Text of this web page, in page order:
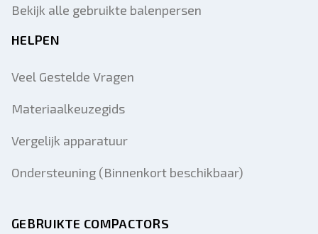
Bekijk alle gebruikte balenpersen
HELPEN
Veel Gestelde Vragen
Materiaalkeuzegids
Vergelijk apparatuur
Ondersteuning (Binnenkort beschikbaar)
GEBRUIKTE COMPACTORS